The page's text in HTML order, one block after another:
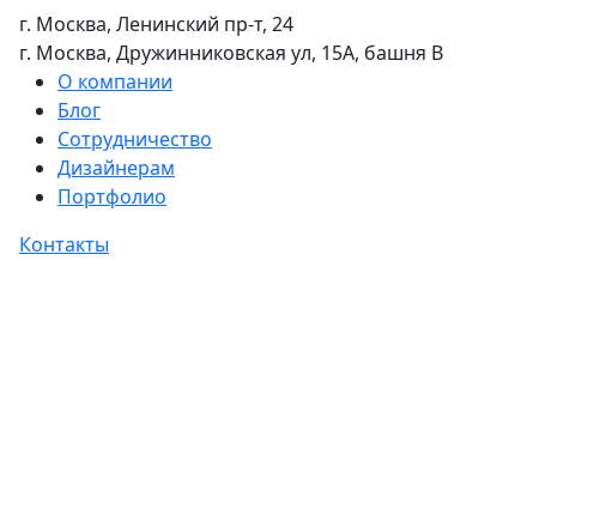
г. Москва, Ленинский пр-т, 24
г. Москва, Дружинниковская ул, 15А, башня В
О компании
Блог
Сотрудничество
Дизайнерам
Портфолио
Контакты